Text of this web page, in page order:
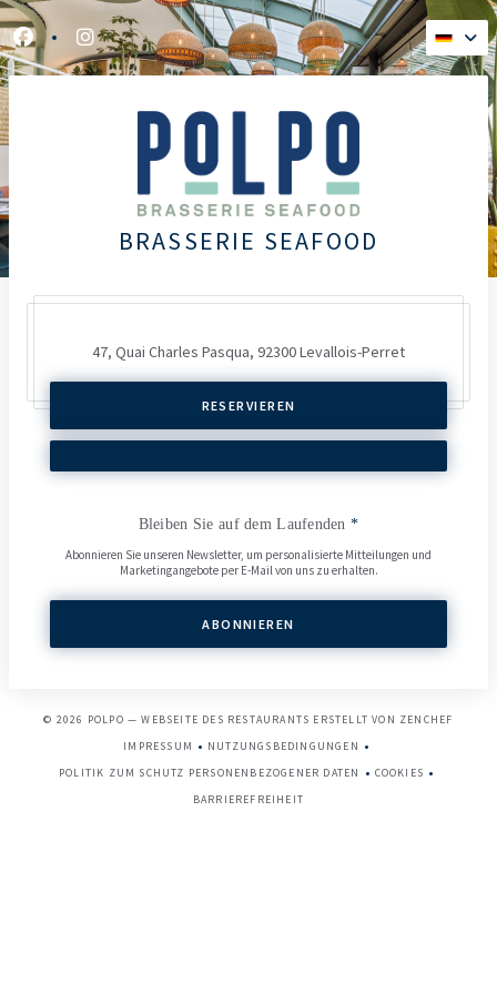
Facebook ((öffnet ein neues Fenster))
Instagram ((öffnet ein neues Fenster))
BRASSERIE SEAFOOD
47, Quai Charles Pasqua, 92300 Levallois-Perret
RESERVIEREN
Bleiben Sie auf dem Laufenden*
Abonnieren Sie unseren Newsletter, um personalisierte Mitteilungen und
Marketingangebote per E-Mail von uns zu erhalten.
ABONNIEREN
© 2026 POLPO — WEBSEITE DES RESTAURANTS ERSTELLT VON ZENCHEF
IMPRESSUM
NUTZUNGSBEDINGUNGEN
POLITIK ZUM SCHUTZ PERSONENBEZOGENER DATEN
COOKIES
BARRIEREFREIHEIT